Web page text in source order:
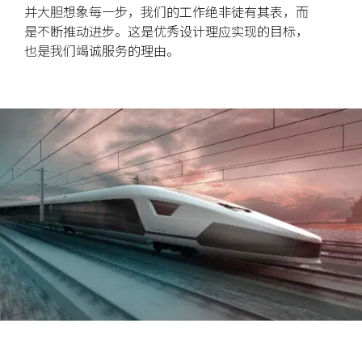
并大胆想象每一步，我们的工作绝非徒有其表，而
是不断推动进步。这是优秀设计理应实现的目标，
也是我们竭诚服务的理由。